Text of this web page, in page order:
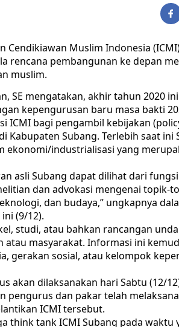
Cendikiawan Muslim Indonesia
rencana pembangunan ke depan
muslim.
SE mengatakan, akhir tahun 2020
kepengurusan baru masa bakti
ICMI bagi pengambil kebijakan
Kabupaten Subang. Terlebih saat ini
ekonomi/industrialisasi yang
asli Subang dapat dilihat dari
dan advokasi mengenai topik-
dan budaya,” ungkapnya
(9/12).
studi, atau bahkan rancangan
masyarakat. Informasi ini
gerakan sosial, atau kelompok
akan dilaksanakan hari Sabtu (12/
pengurus dan pakar telah
ICMI tersebut.
think tank ICMI Subang pada waktu